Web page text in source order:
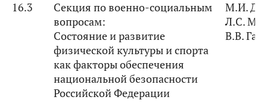
16.3
Секция по военно-социальным
вопросам:
Состояние и развитие
физической культуры и спорта
как факторы обеспечения
национальной безопасности
Российской Федерации
М.И.
Л.С.
В.В.